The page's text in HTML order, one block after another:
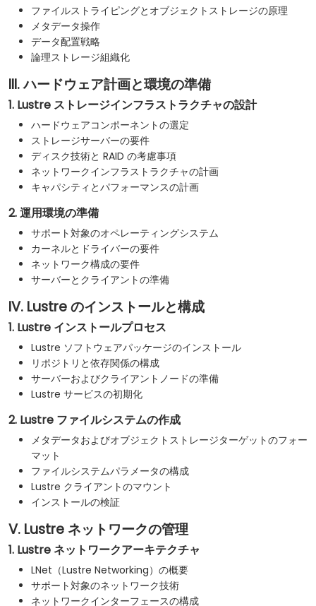
ファイルストライピングとオブジェクトストレージの原理
メタデータ操作
データ配置戦略
論理ストレージ組織化
III. ハードウェア計画と環境の準備
1. Lustre ストレージインフラストラクチャの設計
ハードウェアコンポーネントの選定
ストレージサーバーの要件
ディスク技術と RAID の考慮事項
ネットワークインフラストラクチャの計画
キャパシティとパフォーマンスの計画
2. 運用環境の準備
サポート対象のオペレーティングシステム
カーネルとドライバーの要件
ネットワーク構成の要件
サーバーとクライアントの準備
IV. Lustre のインストールと構成
1. Lustre インストールプロセス
Lustre ソフトウェアパッケージのインストール
リポジトリと依存関係の構成
サーバーおよびクライアントノードの準備
Lustre サービスの初期化
2. Lustre ファイルシステムの作成
メタデータおよびオブジェクトストレージターゲットのフォー
マット
ファイルシステムパラメータの構成
Lustre クライアントのマウント
インストールの検証
V. Lustre ネットワークの管理
1. Lustre ネットワークアーキテクチャ
LNet（Lustre Networking）の概要
サポート対象のネットワーク技術
ネットワークインターフェースの構成